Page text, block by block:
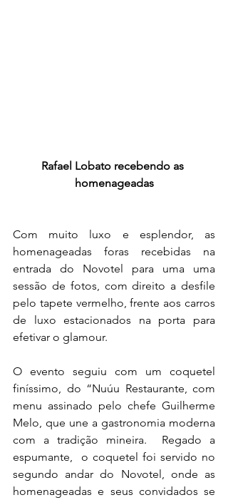
Rafael Lobato recebendo as
homenageadas
Com muito luxo e esplendor, as
homenageadas foras recebidas na
entrada do Novotel para uma uma
sessão de fotos, com direito a desfile
pelo tapete vermelho, frente aos carros
de luxo estacionados na porta para
efetivar o glamour.
O evento seguiu com um coquetel
finíssimo, do “Nuúu Restaurante, com
menu assinado pelo chefe Guilherme
Melo, que une a gastronomia moderna
com a tradição mineira.  Regado a
espumante,  o coquetel foi servido no
segundo andar do Novotel, onde as
homenageadas e seus convidados se